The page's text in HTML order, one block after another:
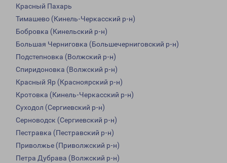
Красный Пахарь
Тимашево (Кинель-Черкасский р-н)
Бобровка (Кинельский р-н)
Большая Черниговка (Большечерниговский р-н)
Подстепновка (Волжский р-н)
Спиридоновка (Волжский р-н)
Красный Яр (Красноярский р-н)
Кротовка (Кинель-Черкасский р-н)
Суходол (Сергиевский р-н)
Серноводск (Сергиевский р-н)
Пестравка (Пестравский р-н)
Приволжье (Приволжский р-н)
Петра Дубрава (Волжский р-н)